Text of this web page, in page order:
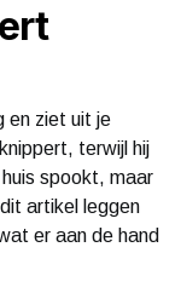
en ziet uit je
terwijl hij
spookt, maar
artikel leggen
er aan de hand